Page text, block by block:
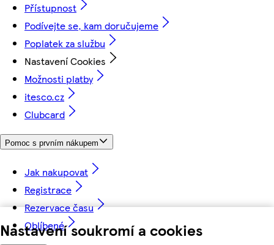
Nastavení soukromí a cookies
Přístupnost
Podívejte se, kam doručujeme
Poplatek za službu
Nastavení Cookies
Možnosti platby
itesco.cz
Clubcard
Pomoc s prvním nákupem
Jak nakupovat
Registrace
Rezervace času
Oblíbené